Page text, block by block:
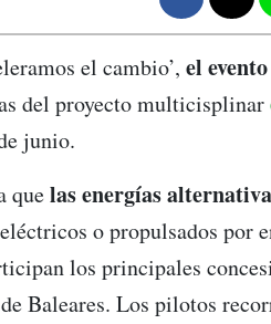
el cambio’, el
del proyecto multicisplinar
junio.
quelas energías
o propulsados por
los principales
Baleares. Los pilotos